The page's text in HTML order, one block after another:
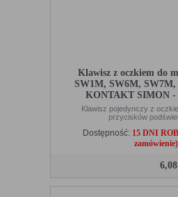
Klawisz z oczkiem do
SW1M, SW6M, SW7M,
KONTAKT SIMON -
Klawisz pojedynczy z
przycisków
Dostępność: 15 DNI
zamówienie)
6,08